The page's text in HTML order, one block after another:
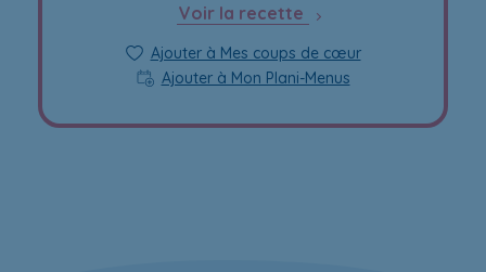
Voir la recette
Ajouter à Mes coups de cœur
Ajouter à Mon Plani-Menus